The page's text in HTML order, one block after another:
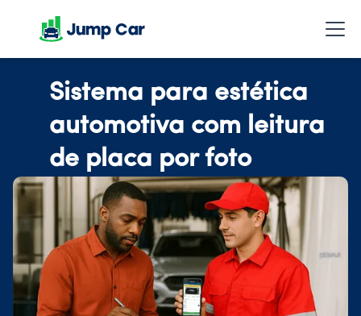
Sistema para estética
automotiva com leitura
de placa por foto